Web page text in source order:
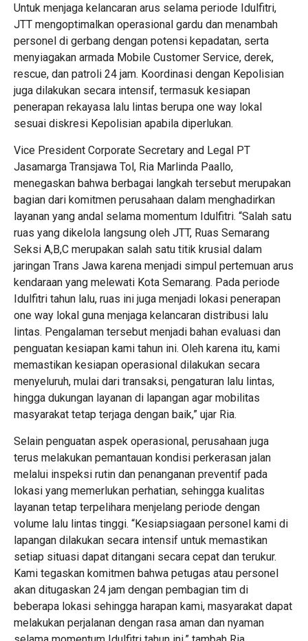
Untuk menjaga kelancaran arus selama periode Idulfitri,
JTT mengoptimalkan operasional gardu dan menambah
personel di gerbang dengan potensi kepadatan, serta
menyiagakan armada Mobile Customer Service, derek,
rescue, dan patroli 24 jam. Koordinasi dengan Kepolisian
juga dilakukan secara intensif, termasuk kesiapan
penerapan rekayasa lalu lintas berupa one way lokal
sesuai diskresi Kepolisian apabila diperlukan.
Vice President Corporate Secretary and Legal PT
Jasamarga Transjawa Tol, Ria Marlinda Paallo,
menegaskan bahwa berbagai langkah tersebut merupakan
bagian dari komitmen perusahaan dalam menghadirkan
layanan yang andal selama momentum Idulfitri. “Salah satu
ruas yang dikelola langsung oleh JTT, Ruas Semarang
Seksi A,B,C merupakan salah satu titik krusial dalam
jaringan Trans Jawa karena menjadi simpul pertemuan arus
kendaraan yang melewati Kota Semarang. Pada periode
Idulfitri tahun lalu, ruas ini juga menjadi lokasi penerapan
one way lokal guna menjaga kelancaran distribusi lalu
lintas. Pengalaman tersebut menjadi bahan evaluasi dan
penguatan kesiapan kami tahun ini. Oleh karena itu, kami
memastikan kesiapan operasional dilakukan secara
menyeluruh, mulai dari transaksi, pengaturan lalu lintas,
hingga dukungan layanan di lapangan agar mobilitas
masyarakat tetap terjaga dengan baik,” ujar Ria.
Selain penguatan aspek operasional, perusahaan juga
terus melakukan pemantauan kondisi perkerasan jalan
melalui inspeksi rutin dan penanganan preventif pada
lokasi yang memerlukan perhatian, sehingga kualitas
layanan tetap terpelihara menjelang periode dengan
volume lalu lintas tinggi. “Kesiapsiagaan personel kami di
lapangan dilakukan secara intensif untuk memastikan
setiap situasi dapat ditangani secara cepat dan terukur.
Kami tegaskan komitmen bahwa petugas atau personel
akan ditugaskan 24 jam dengan pembagian tim di
beberapa lokasi sehingga harapan kami, masyarakat dapat
melakukan perjalanan dengan rasa aman dan nyaman